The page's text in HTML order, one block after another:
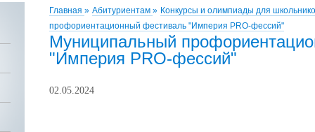
Главная » Абитуриентам » Конкурсы и олимпиады для
профориентационный фестиваль "Империя PRO-фессий"
Муниципальный
"Империя PRO-фессий"
02.05.2024